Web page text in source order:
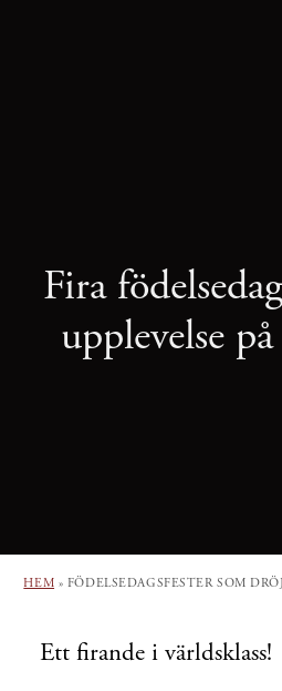
Fira
upplevelse
HEM » FÖDELSEDAGSFESTER SOM
Ett firande i världsklass!